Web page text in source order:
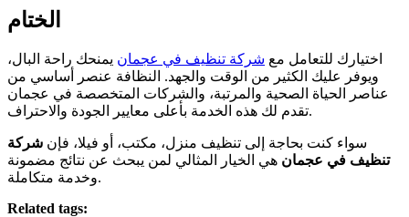
الختام
اختيارك للتعامل مع شركة تنظيف في عجمان يمنحك راحة البال،
ويوفر عليك الكثير من الوقت والجهد. النظافة عنصر أساسي من
عناصر الحياة الصحية والمرتبة، والشركات المتخصصة في عجمان
تقدم لك هذه الخدمة بأعلى معايير الجودة والاحتراف.
سواء كنت بحاجة إلى تنظيف منزل، مكتب، أو فيلا، فإن شركة
تنظيف في عجمان هي الخيار المثالي لمن يبحث عن نتائج مضمونة
وخدمة متكاملة.
Related tags: